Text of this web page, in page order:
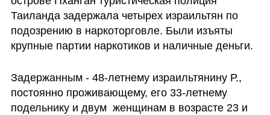
Таиланда задержала четырех израильтян по
подозрению в наркоторговле. Были изъяты
крупные партии наркотиков и наличные деньги.
Задержанным - 48-летнему израильтянину Р.,
постоянно проживающему, его 33-летнему
подельнику и двум  женщинам в возрасте 23 и